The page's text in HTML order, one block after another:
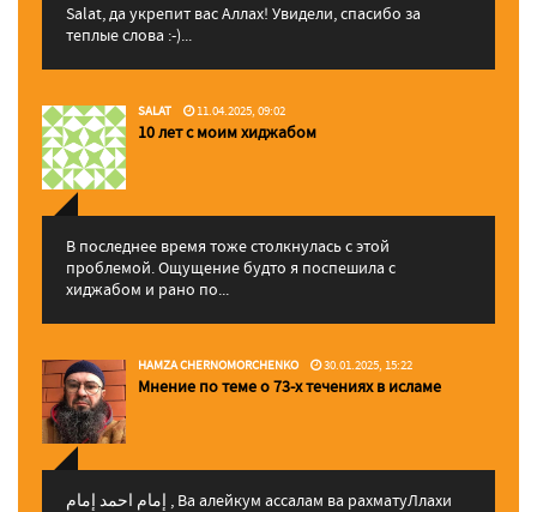
Salat, да укрепит вас Аллаx! Увидели, спасибо за
теплые слова :-)...
SALAT 11.04.2025, 09:02
10 лет с моим хиджабом
В последнее время тоже столкнулась с этой
проблемой. Ощущение будто я поспешила с
хиджабом и рано по...
HAMZA CHERNOMORCHENKO 30.01.2025, 15:22
Мнение по теме о 73-х течениях в исламе
إمام احمد إمام , Ва алейкум ассалам ва рахматуЛлахи